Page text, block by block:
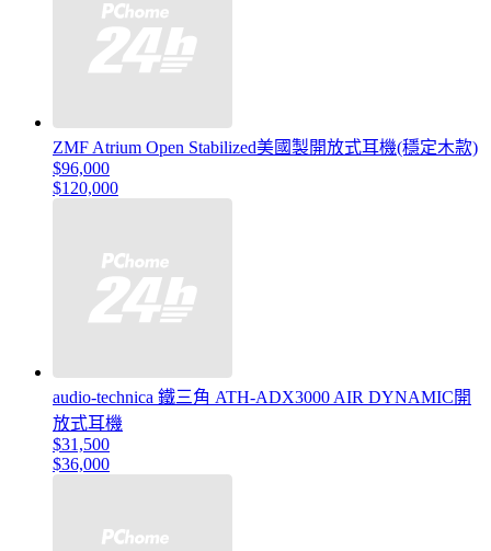
ZMF Atrium Open Stabilized美國製開放式耳機(穩定木款)
$96,000
$120,000
audio-technica 鐵三角 ATH-ADX3000 AIR DYNAMIC開
放式耳機
$31,500
$36,000